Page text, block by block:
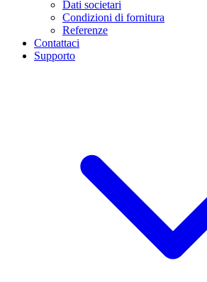
Dati societari
Condizioni di fornitura
Referenze
Contattaci
Supporto